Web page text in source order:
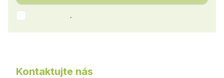
.
Kontaktujte nás